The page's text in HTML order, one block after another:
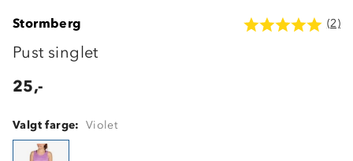
Stormberg (2)
Pust singlet
25,-
Valgt farge: Violet